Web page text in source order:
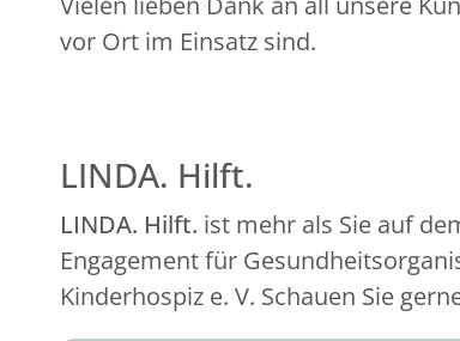
vor Ort im Einsatz sind.
LINDA. Hilft.
LINDA. Hilft. ist mehr als Sie auf
Engagement für
Kinderhospiz e. V. Schauen Sie